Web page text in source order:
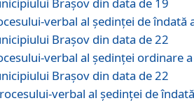
Braşov din data de 19
verbal al şedinţei de îndată
Braşov din data de 22
verbal al şedinţei ordinare a
Braşov din data de 22
verbal al şedinţei de